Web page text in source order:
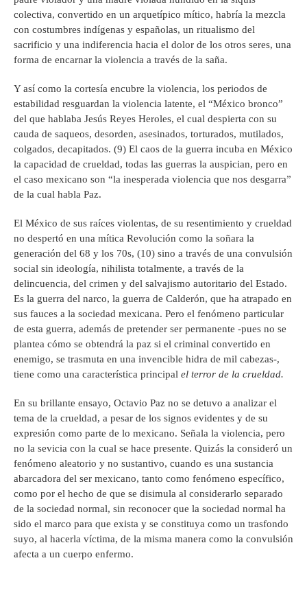
colectiva, convertido en un arquetípico mítico, habría la mezcla
con costumbres indígenas y españolas, un ritualismo del
sacrificio y una indiferencia hacia el dolor de los otros seres, una
forma de encarnar la violencia a través de la saña.
Y así como la cortesía encubre la violencia, los periodos de
estabilidad resguardan la violencia latente, el “México bronco”
del que hablaba Jesús Reyes Heroles, el cual despierta con su
cauda de saqueos, desorden, asesinados, torturados, mutilados,
colgados, decapitados. (9) El caos de la guerra incuba en México
la capacidad de crueldad, todas las guerras la auspician, pero en
el caso mexicano son “la inesperada violencia que nos desgarra”
de la cual habla Paz.
El México de sus raíces violentas, de su resentimiento y crueldad
no despertó en una mítica Revolución como la soñara la
generación del 68 y los 70s, (10) sino a través de una convulsión
social sin ideología, nihilista totalmente, a través de la
delincuencia, del crimen y del salvajismo autoritario del Estado.
Es la guerra del narco, la guerra de Calderón, que ha atrapado en
sus fauces a la sociedad mexicana. Pero el fenómeno particular
de esta guerra, además de pretender ser permanente -pues no se
plantea cómo se obtendrá la paz si el criminal convertido en
enemigo, se trasmuta en una invencible hidra de mil cabezas-,
tiene como una característica principal el terror de la crueldad.
En su brillante ensayo, Octavio Paz no se detuvo a analizar el
tema de la crueldad, a pesar de los signos evidentes y de su
expresión como parte de lo mexicano. Señala la violencia, pero
no la sevicia con la cual se hace presente. Quizás la consideró un
fenómeno aleatorio y no sustantivo, cuando es una sustancia
abarcadora del ser mexicano, tanto como fenómeno específico,
como por el hecho de que se disimula al considerarlo separado
de la sociedad normal, sin reconocer que la sociedad normal ha
sido el marco para que exista y se constituya como un trasfondo
suyo, al hacerla víctima, de la misma manera como la convulsión
afecta a un cuerpo enfermo.